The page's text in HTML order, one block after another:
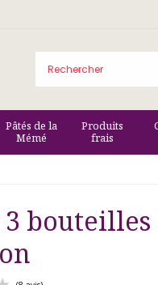
Pâtés de la
Mémé
Produits
frais
bouteilles